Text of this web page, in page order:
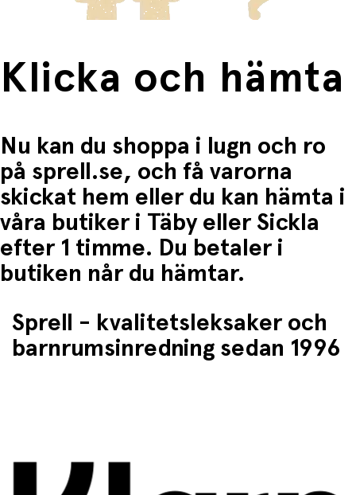
Klicka och hämta
Nu kan du shoppa i lugn och ro
på sprell.se, och få varorna
skickat hem eller du kan hämta i
våra butiker i Täby eller Sickla
efter 1 timme. Du betaler i
butiken når du hämtar.
Sprell - kvalitetsleksaker och
barnrumsinredning sedan 1996